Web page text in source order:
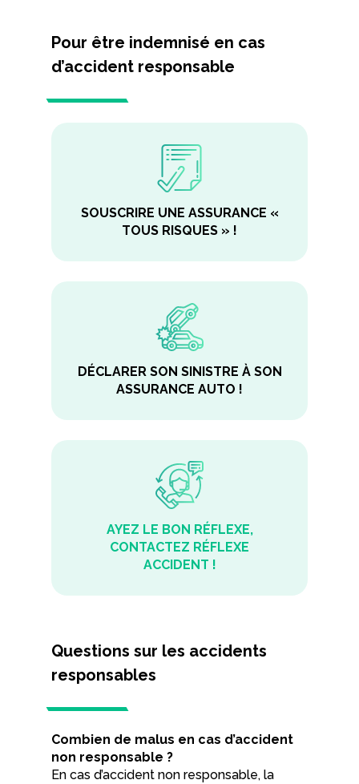
Pour être indemnisé en cas
d’accident responsable
SOUSCRIRE UNE ASSURANCE «
TOUS RISQUES » !
DÉCLARER SON SINISTRE À SON
ASSURANCE AUTO !
AYEZ LE BON RÉFLEXE,
CONTACTEZ RÉFLEXE
ACCIDENT !
Questions sur les accidents
responsables
Combien de malus en cas d’accident
non responsable ?
En cas d’accident non responsable, la